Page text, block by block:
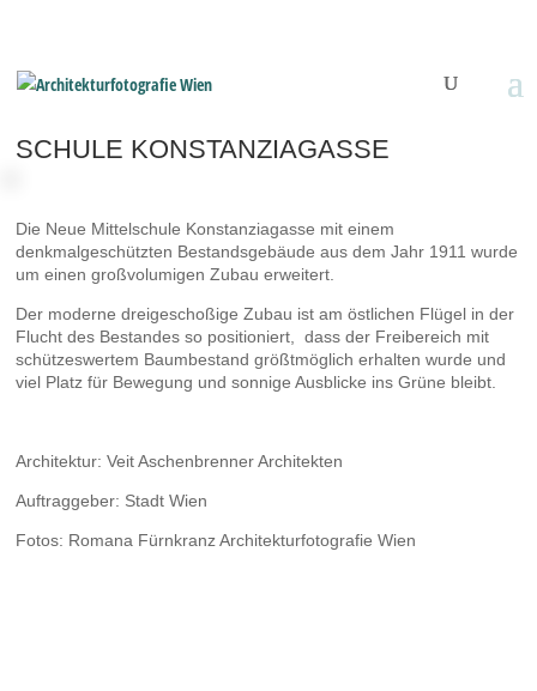
SCHULE KONSTANZIAGASSE
Die Neue Mittelschule Konstanziagasse mit einem
denkmalgeschützten Bestandsgebäude aus dem Jahr 1911 wurde
um einen großvolumigen Zubau erweitert.
Der moderne dreigeschoßige Zubau ist am östlichen Flügel in der
Flucht des Bestandes so positioniert, dass der Freibereich mit
schützeswertem Baumbestand größtmöglich erhalten wurde und
viel Platz für Bewegung und sonnige Ausblicke ins Grüne bleibt.
Architektur: Veit Aschenbrenner Architekten
Auftraggeber: Stadt Wien
Fotos: Romana Fürnkranz Architekturfotografie Wien